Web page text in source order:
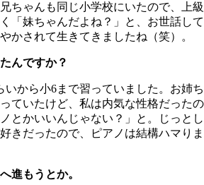
ちゃんも同じ小学校にいたので、上級
「妹ちゃんだよね？」と、お世話して
かされて生きてきましたね（笑）。
んですか？
から小6まで習っていました。お姉ち
ていたけど、私は内気な性格だったの
とかいいんじゃない？」と。じっとし
きだったので、ピアノは結構ハマりま
進もうとか。